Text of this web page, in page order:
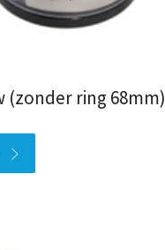
(zonder ring 68mm)